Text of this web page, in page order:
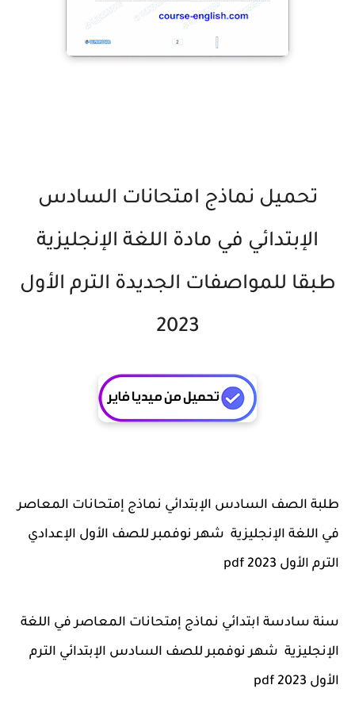
تحميل نماذج امتحانات السادس
الإبتدائي في مادة اللغة الإنجليزية
طبقا للمواصفات الجديدة الترم الأول
2023
طلبة الصف السادس الإبتدائي نماذج إمتحانات المعاصر
في اللغة الإنجليزية شهر نوفمبر للصف الأول الإعدادي
الترم الأول 2023 pdf
سنة سادسة ابتدائي نماذج إمتحانات المعاصر في اللغة
الإنجليزية شهر نوفمبر للصف السادس الإبتدائي الترم
الأول 2023 pdf